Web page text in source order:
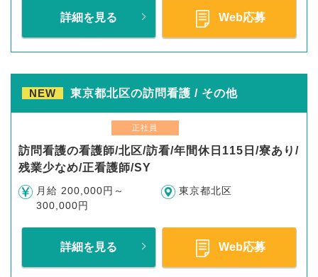
詳細を見る Web応募
NEW 東京都北区の訪問看護 / その他
正社員
訪問看護の看護師/北区/訪看/年間休日115日/寮あり/
残業少なめ/正看護師/SY
月給 200,000円～
300,000円
東京都北区
詳細を見る Web応募